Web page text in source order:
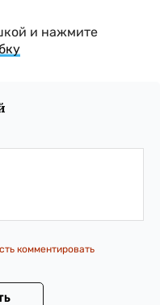
и нажмите
комментировать